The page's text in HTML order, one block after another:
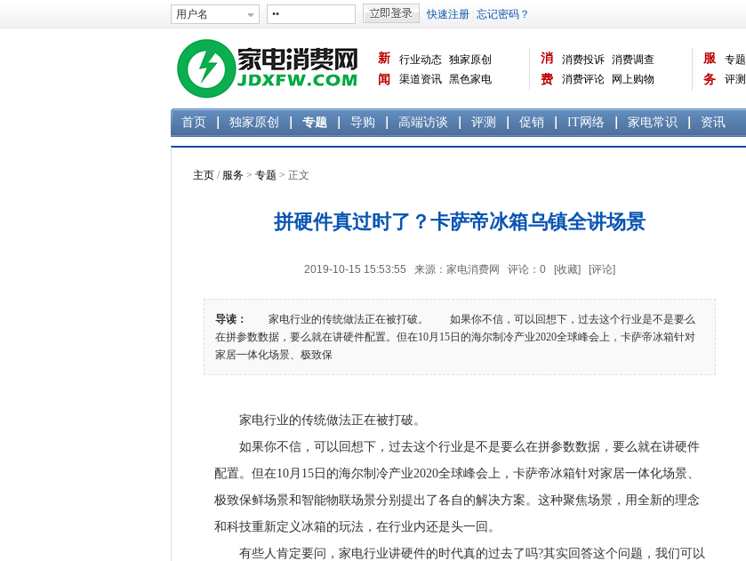
新
闻
行业动态 独家原创
渠道资讯 黑色家电
消
费
消费投诉 消费调查
消费评论
网上购物
曝光台 品牌关注
服
务
专题
评测
首页 独家原创 专题 导购 高端访谈 评测 促销 IT网络 家电常识 资讯
主页 / 服务 > 专题 > 正文
拼硬件真过时了？卡萨帝冰箱乌镇全讲场景
2019-10-15 15:53:55 来源：家电消费网 评论： 0 [收藏] [评论]
导读：
家电行业的传统做法正在被打破。 如果你不信，可以回想下，过去这个行业是不是要么
在拼参数数据，要么就在讲硬件配置。但在10月15日的海尔制冷产业2020全球峰会上，卡萨帝冰箱针对
家居一体化场景、极致保
家电行业的传统做法正在被打破。
如果你不信，可以回想下，过去这个行业是不是要么在拼参数数据，要么就在讲硬件
配置。但在10月15日的海尔制冷产业2020全球峰会上，卡萨帝冰箱针对家居一体化场景、
极致保鲜场景和智能物联场景分别提出了各自的解决方案。这种聚焦场景，用全新的理念
和科技重新定义冰箱的玩法，在行业内还是头一回。
有些人肯定要问，家电行业讲硬件的时代真的过去了吗?其实回答这个问题，我们可以